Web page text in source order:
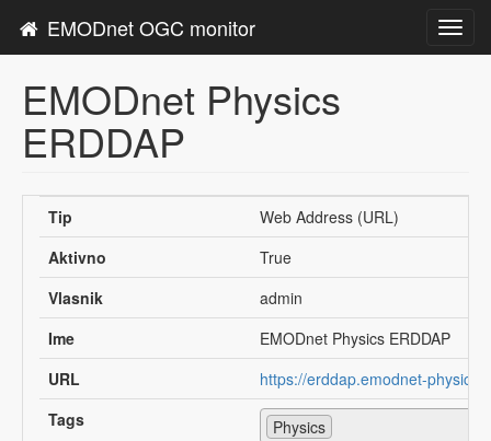
EMODnet OGC monitor
EMODnet Physics
ERDDAP
Tip
Web Address (URL)
Aktivno
True
Vlasnik
admin
Ime
EMODnet Physics ERDDAP
URL
https://erddap.emodnet-
Tags
Physics